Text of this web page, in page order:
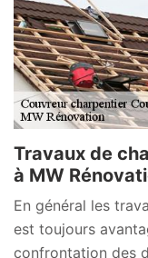
Travaux de
à MW
En général les
est toujours
confrontation des